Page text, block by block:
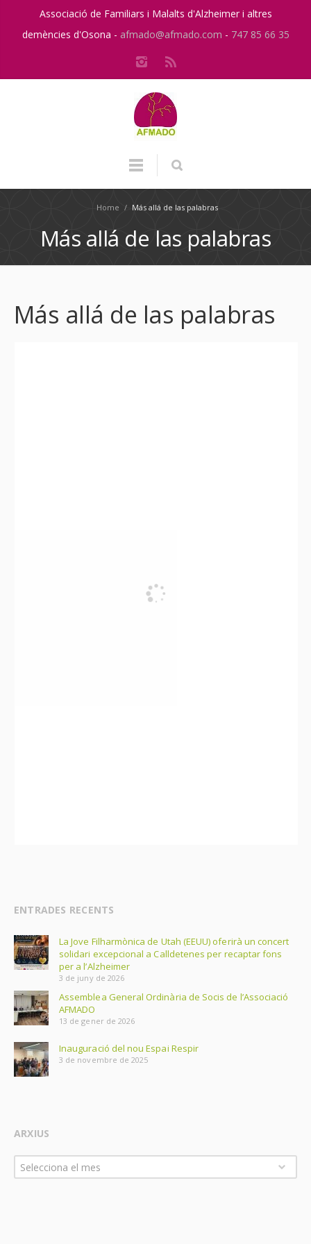
Associació de Familiars i Malalts d'Alzheimer i altres
demències d'Osona - afmado@afmado.com - 747 85 66 35
Home / Más allá de las palabras
Más allá de las palabras
Más allá de las palabras
ENTRADES RECENTS
La Jove Filharmònica de Utah (EEUU) oferirà un concert
solidari excepcional a Calldetenes per recaptar fons
per a l’Alzheimer
3 de juny de 2026
Assemblea General Ordinària de Socis de l’Associació
AFMADO
13 de gener de 2026
Inauguració del nou Espai Respir
3 de novembre de 2025
ARXIUS
Arxius
Selecciona el mes